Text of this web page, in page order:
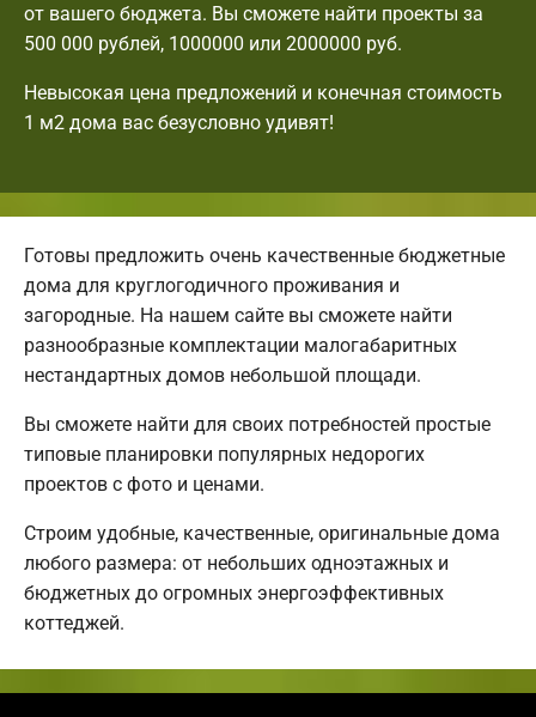
от вашего бюджета. Вы сможете найти проекты за
500 000 рублей, 1000000 или 2000000 руб.
Невысокая цена предложений и конечная стоимость
1 м2 дома вас безусловно удивят!
Готовы предложить очень качественные бюджетные
дома для круглогодичного проживания и
загородные. На нашем сайте вы сможете найти
разнообразные комплектации малогабаритных
нестандартных домов небольшой площади.
Вы сможете найти для своих потребностей простые
типовые планировки популярных недорогих
проектов с фото и ценами.
Строим удобные, качественные, оригинальные дома
любого размера: от небольших одноэтажных и
бюджетных до огромных энергоэффективных
коттеджей.